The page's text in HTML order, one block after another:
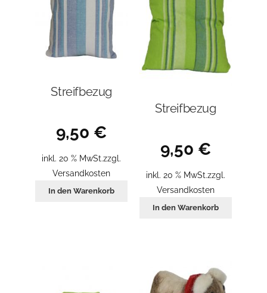
Streifbezug
9,50 €
inkl. 20 % MwSt.zzgl.
Versandkosten
In den Warenkorb
Streifbezug
9,50 €
inkl. 20 % MwSt.zzgl.
Versandkosten
In den Warenkorb